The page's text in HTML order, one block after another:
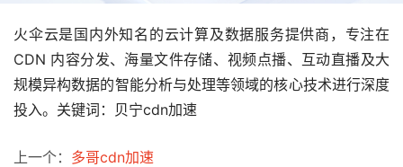
火伞云是国内外知名的云计算及数据服务提供商，专注在
CDN 内容分发、海量文件存储、视频点播、互动直播及大
规模异构数据的智能分析与处理等领域的核心技术进行深度
投入。关键词：贝宁cdn加速
上一个： 多哥cdn加速